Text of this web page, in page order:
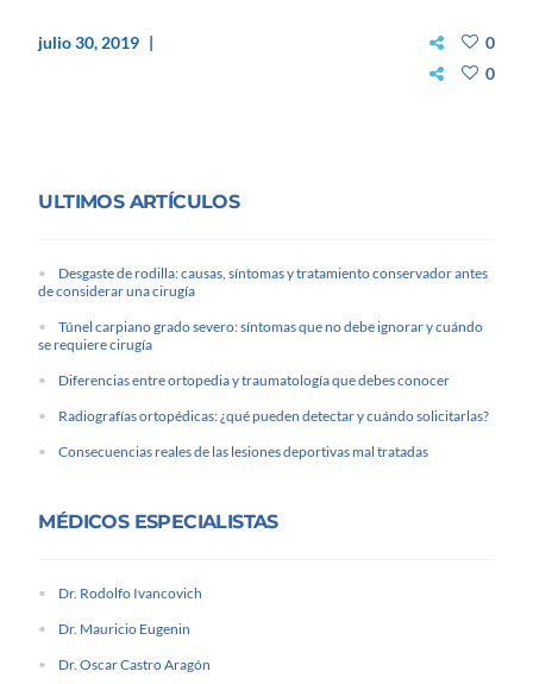
julio 30, 2019
0
0
ULTIMOS ARTÍCULOS
Desgaste de rodilla: causas, síntomas y tratamiento conservador antes
de considerar una cirugía
Túnel carpiano grado severo: síntomas que no debe ignorar y cuándo
se requiere cirugía
Diferencias entre ortopedia y traumatología que debes conocer
Radiografías ortopédicas: ¿qué pueden detectar y cuándo solicitarlas?
Consecuencias reales de las lesiones deportivas mal tratadas
MÉDICOS ESPECIALISTAS
Dr. Rodolfo Ivancovich
Dr. Mauricio Eugenin
Dr. Oscar Castro Aragón